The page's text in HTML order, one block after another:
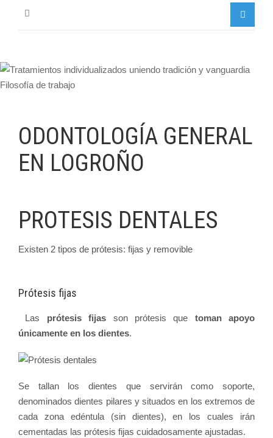
ODONTOLOGÍA GENERAL
EN LOGROÑO
PROTESIS DENTALES
Existen 2 tipos de prótesis: fijas y removible
Prótesis fijas
Las prótesis fijas son prótesis que toman apoyo
únicamente en los dientes.
Se tallan los dientes que servirán como soporte,
denominados dientes pilares y situados en los extremos de
cada zona edéntula (sin dientes), en los cuales irán
cementadas las prótesis fijas cuidadosamente ajustadas.